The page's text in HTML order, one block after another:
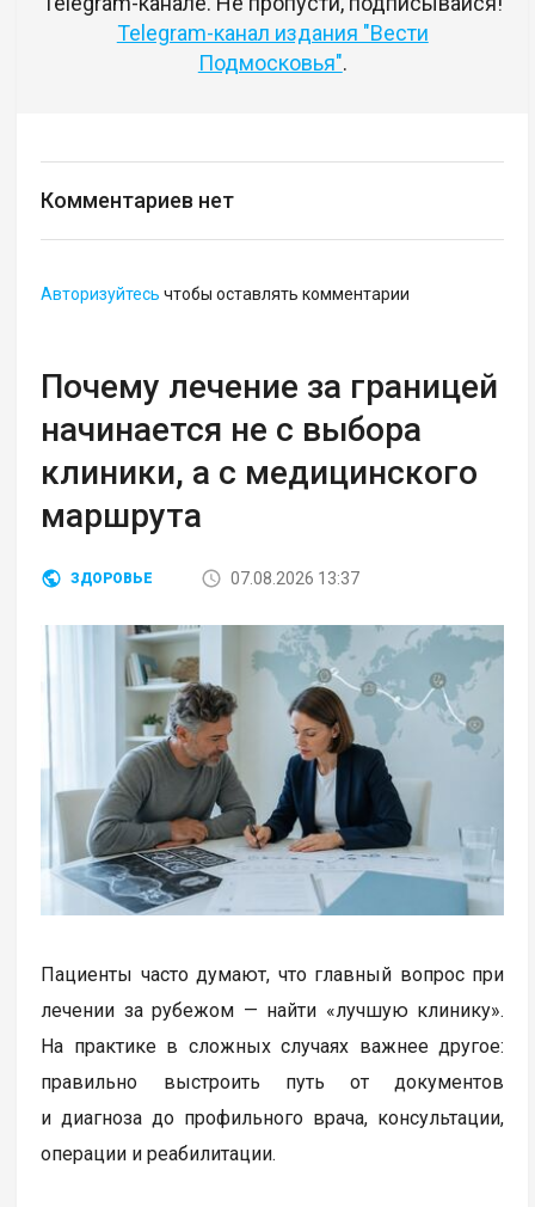
Telegram-канал издания "Вести
Подмосковья".
Комментариев нет
Авторизуйтесь чтобы оставлять комментарии
Почему лечение за границей
начинается не с выбора
клиники, а с медицинского
маршрута
ЗДОРОВЬЕ 07.08.2026 13:37
Пациенты часто думают, что главный вопрос при
лечении за рубежом — найти «лучшую клинику».
На практике в сложных случаях важнее другое:
правильно выстроить путь от документов
и диагноза до профильного врача, консультации,
операции и реабилитации.